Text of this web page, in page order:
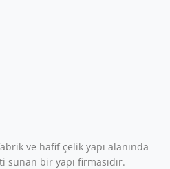
ve hafif çelik yapı alanında
bir yapı firmasıdır.